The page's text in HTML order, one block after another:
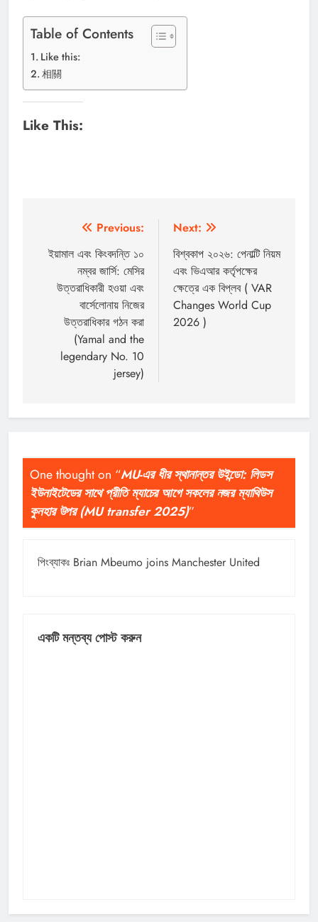
Table of Contents
Like this:
相關
Like This:
ন্যাভিগেশন
Previous:
ইয়ামাল এবং কিংবদন্তি ১০
নম্বর জার্সি: মেসির
উত্তরাধিকারী হওয়া এবং
বার্সেলোনায় নিজের
উত্তরাধিকার গঠন করা
(Yamal and the
legendary No. 10
jersey)
Next:
বিশ্বকাপ ২০২৬: পেনাল্টি নিয়ম
এবং ভিএআর কর্তৃপক্ষের
ক্ষেত্রে এক বিপ্লব ( VAR
Changes World Cup
2026 )
One thought on “MU-এর ধীর স্থানান্তর উইন্ডো: লিডস
ইউনাইটেডের সাথে প্রীতি ম্যাচের আগে সকলের নজর ম্যাথিউস
কুনহার উপর (MU transfer 2025)”
পিংব্যাকঃ Brian Mbeumo joins Manchester United
একটি মন্তব্য পোস্ট করুন